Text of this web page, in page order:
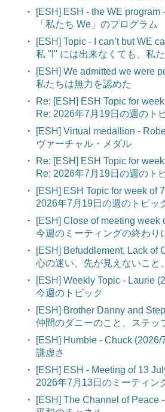
・
[ESH] ESH - the WE program
「私たち We」のプログラム
・
[ESH] Topic - I can’t but WE
私 "I" には出来なくても、私
・
[ESH] We admitted we were
私たちは無力を認めた
・
Re: [ESH] ESH Topic for
Re: 2026年7月19日の週のト
・
[ESH] Virtual medallion -
ヴァーチャル・メダル
・
Re: [ESH] ESH Topic for
Re: 2026年7月19日の週のト
・
[ESH] ESH Topic for week of
2026年7月19日の週のトピ
・
[ESH] Close of meeting week
今週のミーティングの終わ
・
[ESH] Befuddlement, Lack of
心の迷い、先が見えないこと
・
[ESH] Weekly Topic - Laurie
今週のトピック
・
[ESH] Brother Danny and
仲間のダニーのこと、ステ
・
[ESH] Humble - Chuck (2026/
謙虚さ
・
[ESH] ESH - Meeting of 13
2026年7月13日のミーティン
・
[ESH] The Channel of Peace